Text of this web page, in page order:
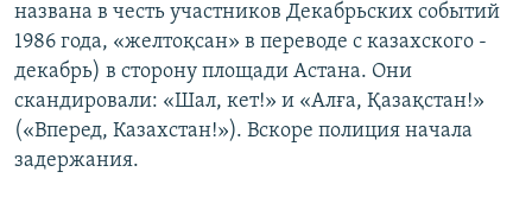
названа в честь участников Декабрьских событий
1986 года, «желтоқсан» в переводе с казахского -
декабрь) в сторону площади Астана. Они
скандировали: «Шал, кет!» и «Алға, Қазақстан!»
(«Вперед, Казахстан!»). Вскоре полиция начала
задержания.